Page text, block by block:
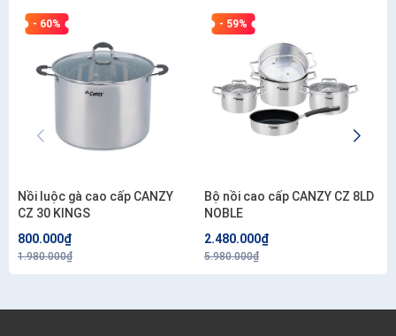
- 60%
Nồi luộc gà cao cấp CANZY
CZ 30 KINGS
800.000₫
1.980.000₫
- 59%
Bộ nồi cao cấp CANZY CZ 8LD
NOBLE
2.480.000₫
5.980.000₫